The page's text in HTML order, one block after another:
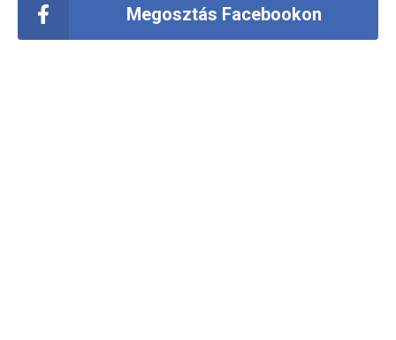
Megosztás Facebookon